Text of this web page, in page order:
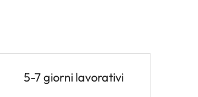
5-7 giorni lavorativi